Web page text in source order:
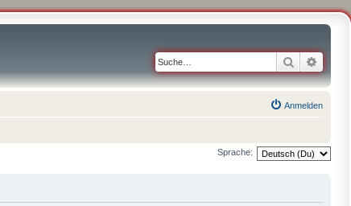
Suche
Anmelden
Sprache: